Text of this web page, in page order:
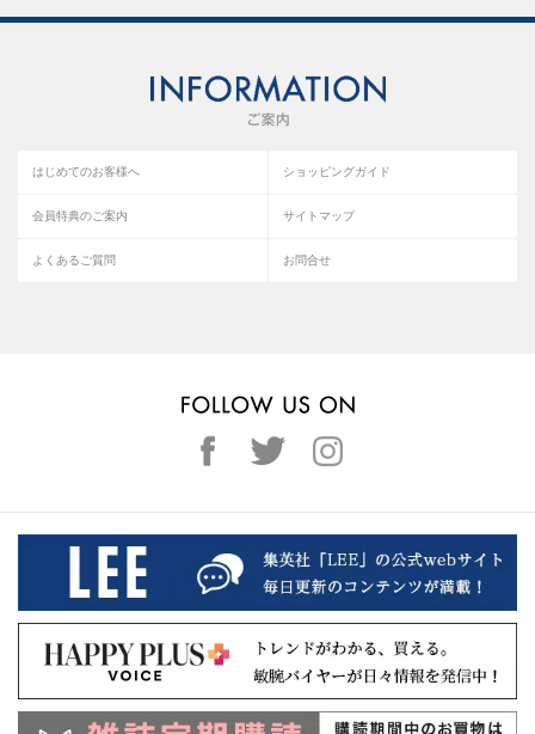
はじめてのお客様へ ショッピングガイド
会員特典のご案内 サイトマップ
よくあるご質問 お問合せ